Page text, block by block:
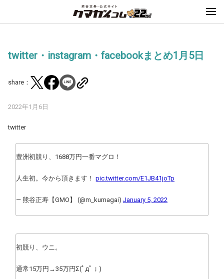
twitter・instagram・facebookまとめ1月5日
share：
2022年1月6日
twitter
豊洲初競り、1688万円一番マグロ！
人生初。今から頂きます！ pic.twitter.com/E1JB41joTp
— 熊谷正寿【GMO】 (@m_kumagai) January 5, 2022
初競り、ウニ。
通常15万円→35万円Σ(ﾟдﾟ；)